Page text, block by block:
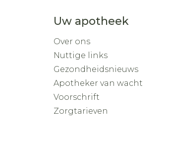
Uw apotheek
Over ons
Nuttige links
Gezondheidsnieuws
Apotheker van wacht
Voorschrift
Zorgtarieven